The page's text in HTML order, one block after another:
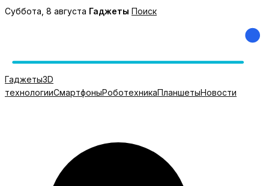
Перейти
Суббота, 8 августа Гаджеты Поиск
Гаджеты3D
технологииСмартфоныРоботехникаПланшетыНовости